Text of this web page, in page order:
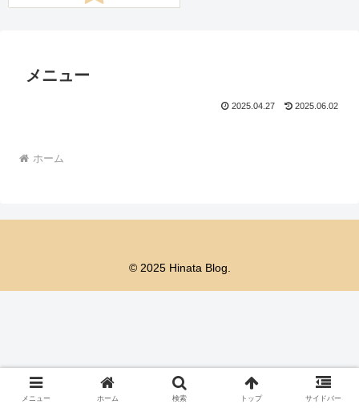
メニュー
2025.04.27 2025.06.02
ホーム
© 2025 Hinata Blog.
メニュー ホーム 検索 トップ サイドバー